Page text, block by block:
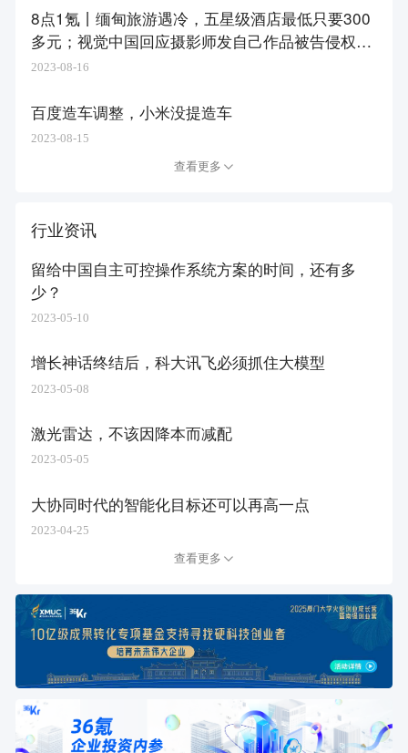
8点1氪丨​缅甸旅游遇冷，五星级酒店最低只要300
多元；视觉中国回应摄影师发自己作品被告侵权；
腾讯表示微信视频美颜效果双方一致
2023-08-16
百度造车调整，小米没提造车
2023-08-15
查看更多
行业资讯
留给中国自主可控操作系统方案的时间，还有多
少？
2023-05-10
增长神话终结后，科大讯飞必须抓住大模型
2023-05-08
激光雷达，不该因降本而减配
2023-05-05
大协同时代的智能化目标还可以再高一点
2023-04-25
查看更多